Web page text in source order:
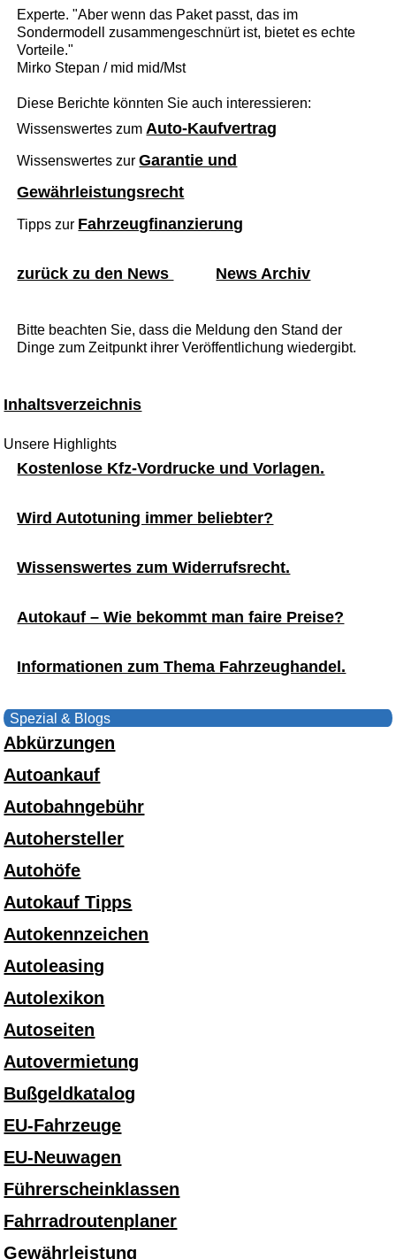
Experte. "Aber wenn das Paket passt, das im
Sondermodell zusammengeschnürt ist, bietet es echte
Vorteile."
Mirko Stepan / mid mid/Mst
Diese Berichte könnten Sie auch interessieren:
Wissenswertes zum Auto-Kaufvertrag
Wissenswertes zurGarantie und
Gewährleistungsrecht
Tipps zur Fahrzeugfinanzierung
zurück zu den News News Archiv
Bitte beachten Sie, dass die Meldung den Stand der
Dinge zum Zeitpunkt ihrer Veröffentlichung wiedergibt.
Inhaltsverzeichnis
Unsere Highlights
Kostenlose Kfz-Vordrucke und Vorlagen.
Wird Autotuning immer beliebter?
Wissenswertes zum Widerrufsrecht.
Autokauf – Wie bekommt man faire Preise?
Informationen zum Thema Fahrzeughandel.
Spezial & Blogs
Abkürzungen
Autoankauf
Autobahngebühr
Autohersteller
Autohöfe
Autokauf Tipps
Autokennzeichen
Autoleasing
Autolexikon
Autoseiten
Autovermietung
Bußgeldkatalog
EU-Fahrzeuge
EU-Neuwagen
Führerscheinklassen
Fahrradroutenplaner
Gewährleistung